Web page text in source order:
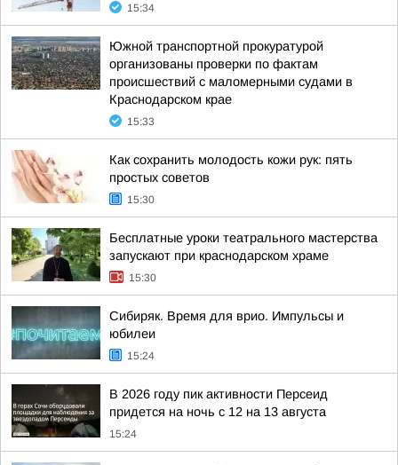
15:34
Южной транспортной прокуратурой
организованы проверки по фактам
происшествий с маломерными судами в
Краснодарском крае
15:33
Как сохранить молодость кожи рук: пять
простых советов
15:30
Бесплатные уроки театрального мастерства
запускают при краснодарском храме
15:30
Сибиряк. Время для врио. Импульсы и
юбилеи
15:24
В 2026 году пик активности Персеид
придется на ночь с 12 на 13 августа
15:24